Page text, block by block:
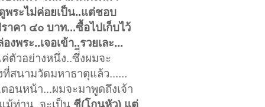
พระไม่ค่อยเป็น..แต่ชอบ
าคา ๔๐ บาท...ซื้อไปเก็บไว้
พระ..เจอเข้า..รวยเละ...
ค่ตัวอย่างหนึ่ง..ซึ่ีงผมจะ
ที่สนามวัดมหาธาตุแล้ว......
อนหน้า...ผมจะมาพูดถึงเจ้า
ม้ท่าน..จะเป็น ชี(โกนหัว) แต่